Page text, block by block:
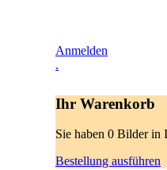
Anmelden
.
Ihr Warenkorb
Sie haben 0 Bilder in
Bestellung ausführen